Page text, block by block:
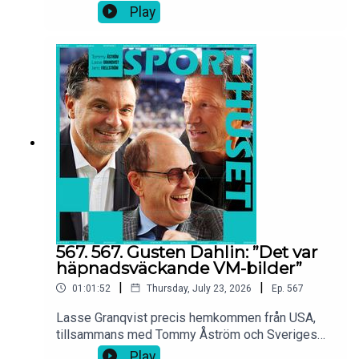
sporthändelser. Tour de France och Vacchis
bultande passion för cykelsporten när han sitter i
Daniel Ståhls storhet inför Friidrotts-EM.
Suveräna Sirius vinner Allsvenskan även om
stjärnorna säljs i sommar!?
Play
567. 567. Gusten Dahlin: ”Det var
häpnadsväckande VM-bilder”
01:01:52 | Thursday, July 23, 2026 | Ep. 567
Lasse Granqvist precis hemkommen från USA,
tillsammans med Tommy Åström och Sveriges
största fotbollspoddare Gusten Dahlin.